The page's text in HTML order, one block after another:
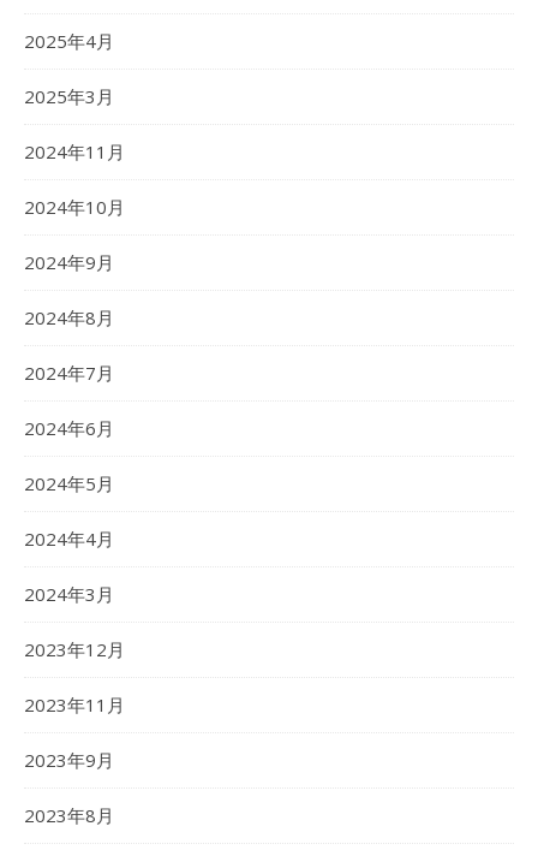
2025年4月
2025年3月
2024年11月
2024年10月
2024年9月
2024年8月
2024年7月
2024年6月
2024年5月
2024年4月
2024年3月
2023年12月
2023年11月
2023年9月
2023年8月